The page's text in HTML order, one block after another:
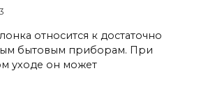
относится к достаточно
бытовым приборам. При
уходе он может